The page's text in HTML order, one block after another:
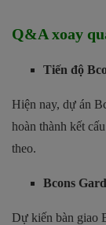
Q&A xoay
Tiến độ
Hiện nay, dự án
hoàn thành kết
theo.
Bcons
Dự kiến bàn giao